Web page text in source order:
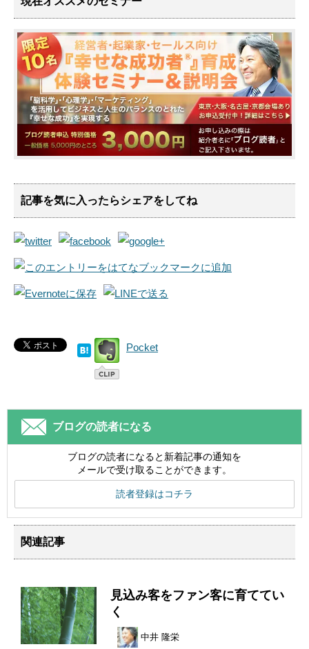
記事を気に入ったらシェアをしてね
Pocket
ブログの読者になる
ブログの読者になると新着記事の通知を
メールで受け取ることができます。
読者登録はコチラ
関連記事
見込み客をファン客に育ててい
く
中井 隆栄